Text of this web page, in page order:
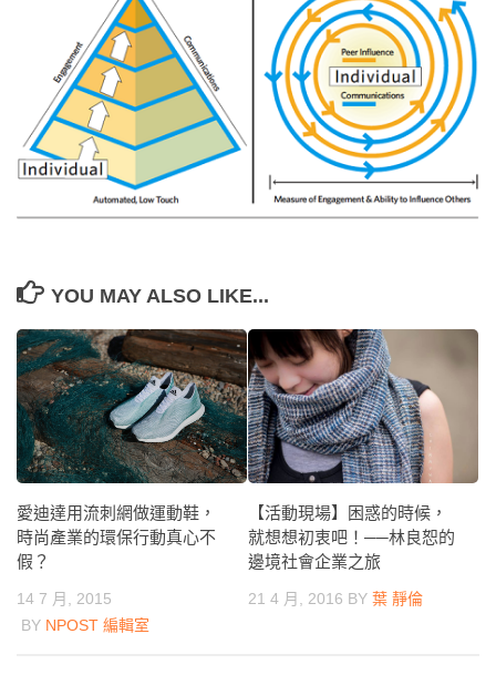
YOU MAY ALSO LIKE...
愛迪達用流刺網做運動鞋，
時尚產業的環保行動真心不
假？
14 7 月, 2015
BY NPOST 編輯室
【活動現場】困惑的時候，
就想想初衷吧！──林良恕的
邊境社會企業之旅
21 4 月, 2016 BY 葉 靜倫